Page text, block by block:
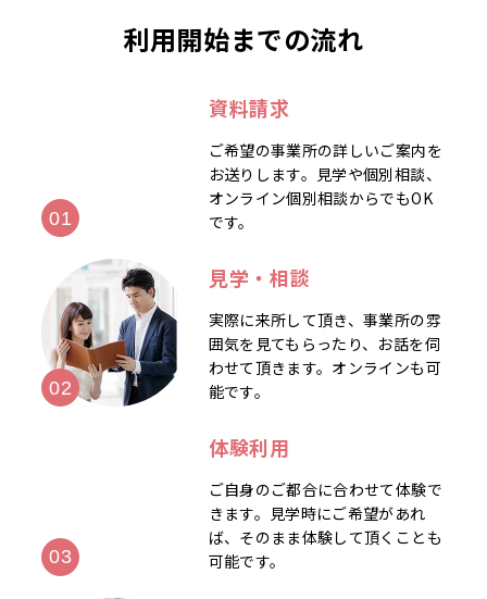
利用開始までの流れ
資料請求
ご希望の事業所の詳しいご案内を
お送りします。見学や個別相談、
オンライン個別相談からでもOK
です。
見学・相談
実際に来所して頂き、事業所の雰
囲気を見てもらったり、お話を伺
わせて頂きます。オンラインも可
能です。
体験利用
ご自身のご都合に合わせて体験で
きます。見学時にご希望があれ
ば、そのまま体験して頂くことも
可能です。